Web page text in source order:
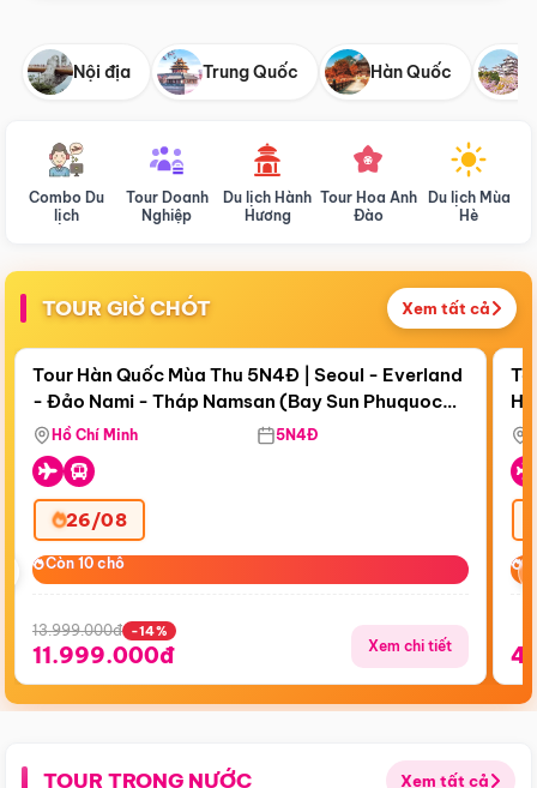
Nội địa Trung Quốc Hàn Quốc
Combo Du
lịch
Tour Doanh
Nghiệp
Du lịch Hành
Hương
Tour Hoa Anh
Đào
Du lịch Mùa
Hè
TOUR GIỜ CHÓT Xem tất cả
Còn19 ngày 08:29:01
Điểm nổi bật
Tour Hàn Quốc Mùa Thu 5N4Đ | Seoul - Everland
- Đảo Nami - Tháp Namsan (Bay Sun Phuquoc
Airways)
Hồ Chí Minh 5N4Đ
26/08
Còn 10 chỗ
Còn 10 chỗ
13.999.000đ -14%
11.999.000đ Xem chi tiết
TOUR TRONG NƯỚC Xem tất cả